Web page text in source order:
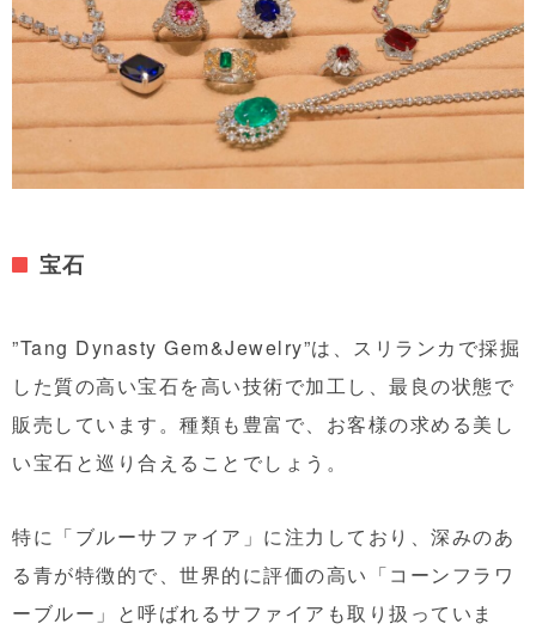
宝石
”Tang Dynasty Gem&Jewelry”は、スリランカで採掘
した質の高い宝石を高い技術で加工し、最良の状態で
販売しています。種類も豊富で、お客様の求める美し
い宝石と巡り合えることでしょう。
特に「ブルーサファイア」に注力しており、深みのあ
る青が特徴的で、世界的に評価の高い「コーンフラワ
ーブルー」と呼ばれるサファイアも取り扱っていま